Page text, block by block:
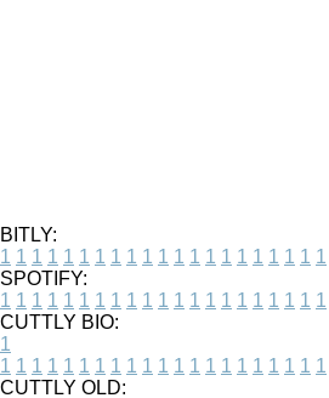
BITLY:
1 1 1 1 1 1 1 1 1 1 1 1 1 1 1 1 1 1 1 1 1
SPOTIFY:
1 1 1 1 1 1 1 1 1 1 1 1 1 1 1 1 1 1 1 1 1
CUTTLY BIO:
1
1 1 1 1 1 1 1 1 1 1 1 1 1 1 1 1 1 1 1 1 1
CUTTLY OLD: